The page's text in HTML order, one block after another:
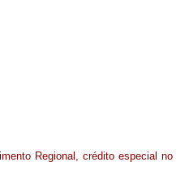
Regional, crédito especial no